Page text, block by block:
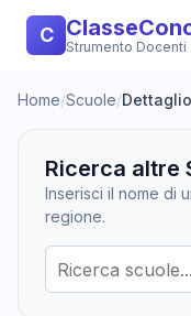
C
Strumento Docenti
Home/Scuole/Dettaglio
Ricerca altre
Inserisci il nome di
regione.